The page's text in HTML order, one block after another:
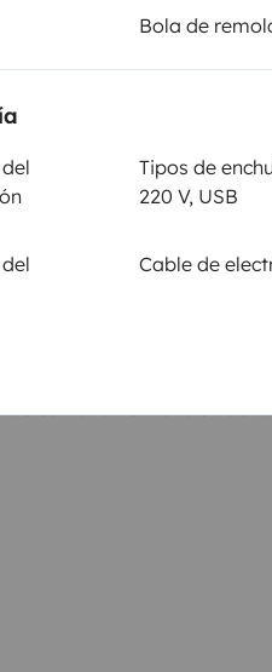
Bola de
Tipos de
220 V, USB
Cable de
Se
2000€ o
varían en función de la